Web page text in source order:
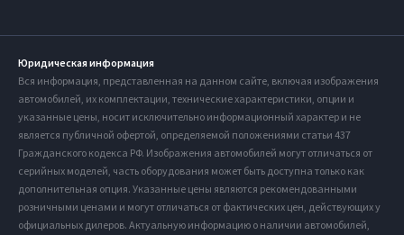
Юридическая информация
Вся информация, представленная на данном сайте, включая изображения
автомобилей, их комплектации, технические характеристики, опции и
указанные цены, носит исключительно информационный характер и не
является публичной офертой, определяемой положениями статьи 437
Гражданского кодекса РФ. Изображения автомобилей могут отличаться от
серийных моделей, часть оборудования может быть доступна только как
дополнительная опция. Указанные цены являются рекомендованными
розничными ценами и могут отличаться от фактических цен, действующих у
официальных дилеров. Актуальную информацию о наличии автомобилей,